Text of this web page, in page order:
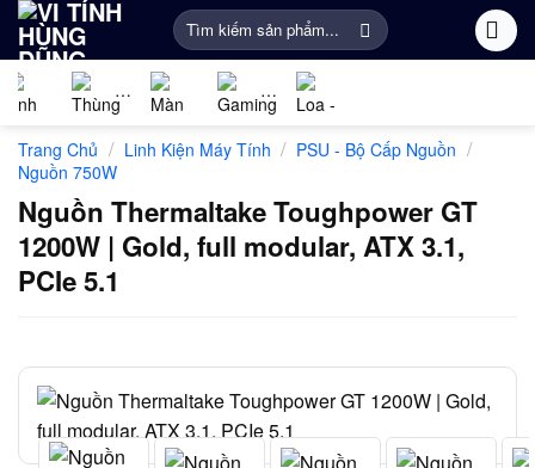
Bỏ
qua
nội
dung
Tìm
kiếm:
kiện
máy
tính
Gaming
Hình
Tính
Gear
thanh
Kiện
Trang Chủ / Linh Kiện Máy Tính / PSU - Bộ Cấp Nguồn /
Nguồn 750W
Nguồn Thermaltake Toughpower GT
1200W | Gold, full modular, ATX 3.1,
PCIe 5.1